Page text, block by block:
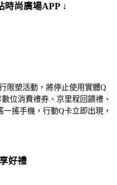
時尚廣場APP ↓
限塑活動，將停止使用實體Q
位消費禮券、京里程回饋禮、
搖手機，行動Q卡立即出現，
好禮